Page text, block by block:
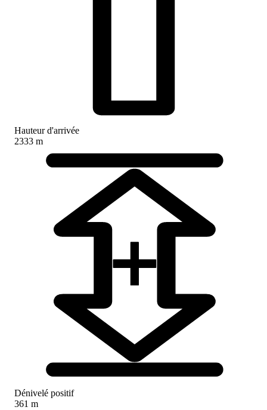
Hauteur d'arrivée
2333 m
Dénivelé positif
361 m